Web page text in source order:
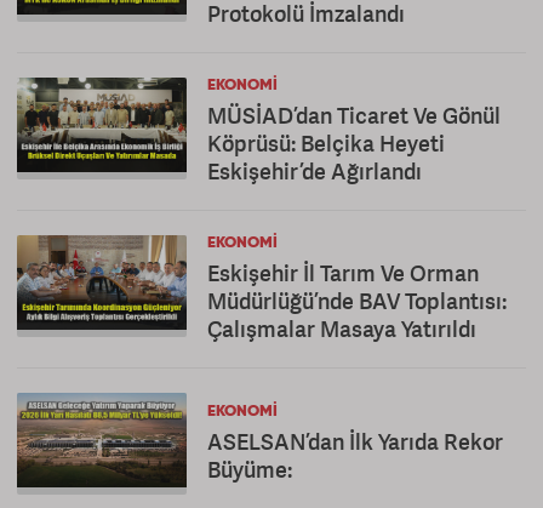
Protokolü İmzalandı
EKONOMI
MÜSİAD’dan Ticaret Ve Gönül
Köprüsü: Belçika Heyeti
Eskişehir’de Ağırlandı
EKONOMI
Eskişehir İl Tarım Ve Orman
Müdürlüğü’nde BAV Toplantısı:
Çalışmalar Masaya Yatırıldı
EKONOMI
ASELSAN’dan İlk Yarıda Rekor
Büyüme: